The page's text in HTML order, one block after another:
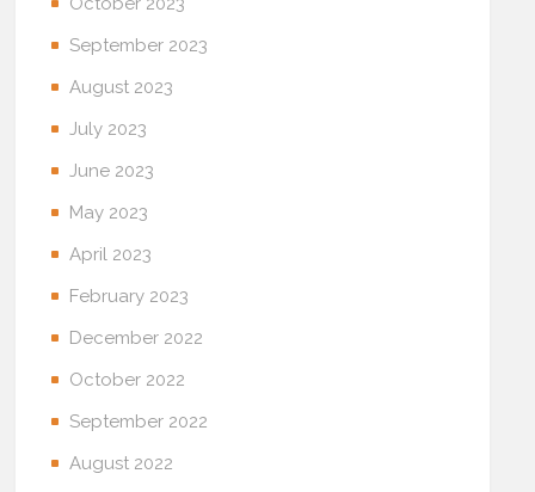
September 2023
August 2023
July 2023
June 2023
May 2023
April 2023
February 2023
December 2022
October 2022
September 2022
August 2022